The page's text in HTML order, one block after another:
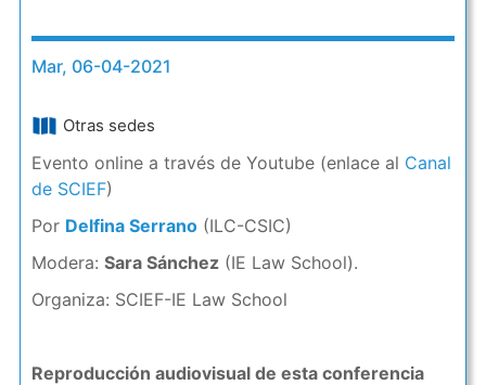
Mar, 06-04-2021
Otras sedes
Evento online a través de Youtube (enlace al Canal
de SCIEF)
Por Delfina Serrano(ILC-CSIC)
Modera: Sara Sánchez(IE Law School).
Organiza: SCIEF-IE Law School
Reproducción audiovisual de esta conferencia